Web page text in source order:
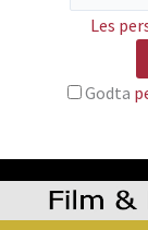
Les
Godta